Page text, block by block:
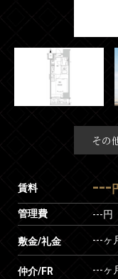
その
賃料 ---
管理費 ---円
敷金/礼金 ---ヶ
仲介/FR ---ヶ